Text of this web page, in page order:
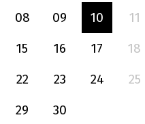
08
09 10 11
15
16 17 18
22
23 24 25
29
30